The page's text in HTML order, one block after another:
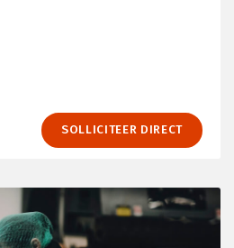
SOLLICITEER DIRECT